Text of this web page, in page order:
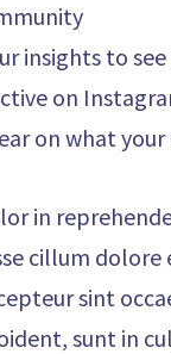
insights to
on
on what your
in
cillum dolore
sint
sunt in